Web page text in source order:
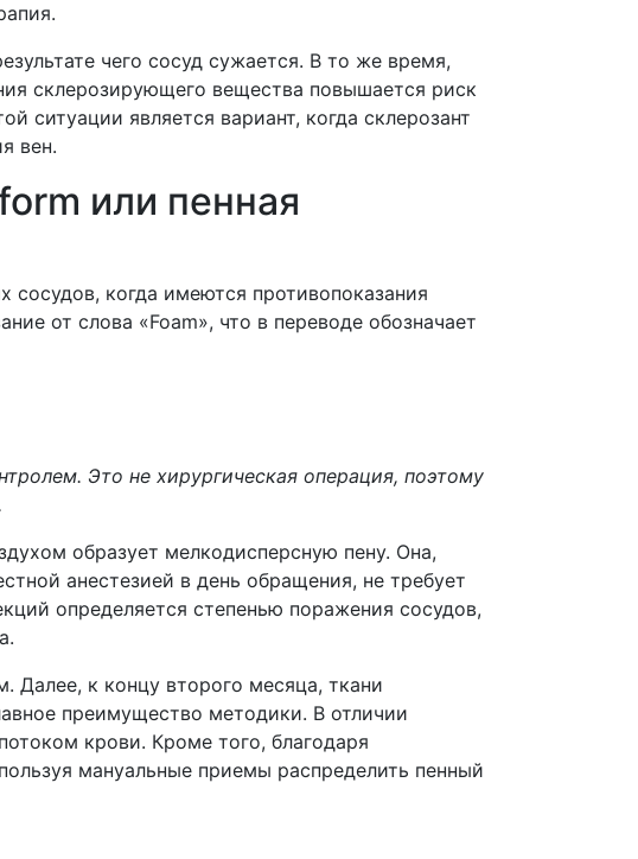
чего сосуд сужается. В то же время,
склерозирующего вещества повышается риск
ситуации является вариант, когда склерозант
вен.
или пенная
сосудов, когда имеются противопоказания
от слова «Foam», что в переводе обозначает
Это не хирургическая операция, поэтому
образует мелкодисперсную пену. Она,
анестезией в день обращения, не требует
определяется степенью поражения сосудов,
Далее, к концу второго месяца, ткани
преимущество методики. В отличии
крови. Кроме того, благодаря
мануальные приемы распределить пенный